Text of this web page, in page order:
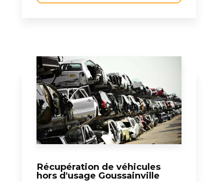
Récupération de véhicules
hors d'usage Goussainville